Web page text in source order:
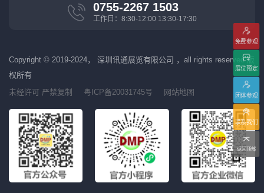
0755-2267 1503
工作日：8:30-12:00 13:30-17:30
Copyright © 2019-2024， 深圳讯通展览有限公司 ，all rights reserved 版
权所有
未经许可 严禁复制
粤ICP备20031745号 网站地图
免费参观
展位预定
团体参观
联系我们
返回顶部